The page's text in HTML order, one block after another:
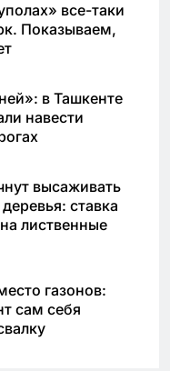
все-таки
Показываем,
в Ташкенте
навести
высаживать
ставка
лиственные
газонов:
сам себя